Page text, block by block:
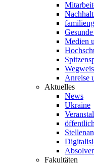
Medien
Anreise
Aktuelles
News
Ukraine
Fakultäten